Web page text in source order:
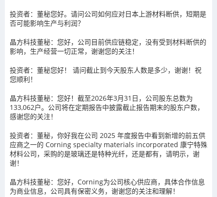
投资者：董秘您好。请问公司如何应对日本上游材料断供，短期是
否可能影响生产与利润？
晶方科技董秘：您好，公司目前供应链稳定，没有受到材料断供的
影响，生产经营一切正常，谢谢您的关注！
投资者：董秘您好！ 请问截止到今天股东人数是多少，谢谢！祝
您顺利！
晶方科技董秘：您好！截至2026年3月31日，公司股东总数为
133,062户。公司将在定期报告中披露截止报告期末的股东户数，
感谢您的关注！
投资者：董秘，你好我在公司 2025 年度报告中看到新增的前五供
应商之一的 Corning specialty materials incorporated 康宁特殊
材料公司，采购的是玻璃还是特种光纤，还是都有，请明示，谢
谢！
晶方科技董秘：您好，Corning为公司核心供应商，具体合作信息
为商业信息，公司具有保密义务，谢谢您的关注和理解！